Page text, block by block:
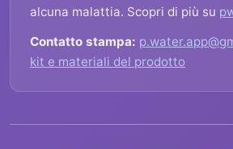
alcuna malattia. Scopri di più su
Contatto stampa:
kit e materiali del prodotto